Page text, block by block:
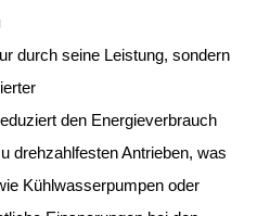
durch seine Leistung, sondern
den Energieverbrauch
drehzahlfesten Antrieben, was
Kühlwasserpumpen oder